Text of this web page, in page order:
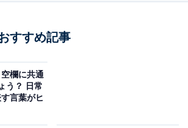
すすめ記事
空欄に共通
う？ 日常
言葉がヒ